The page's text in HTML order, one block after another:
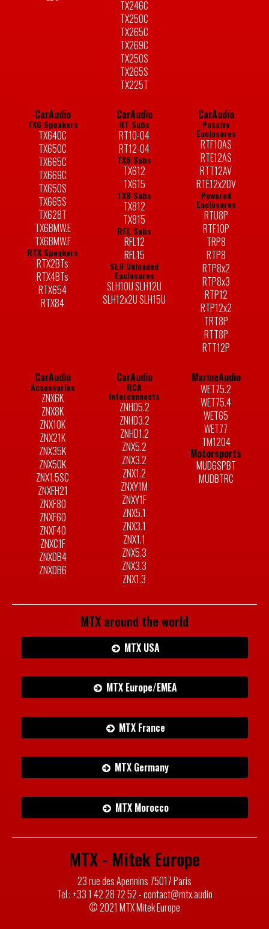
TX246C
TX250C
TX265C
TX269C
TX250S
TX265S
TX225T
CarAudio
TX6 Speakers
TX640C
TX650C
TX665C
TX669C
TX650S
TX665S
TX628T
TX6BMW.E
TX6BMW.F
RTX Speakers
RTX2BTs
RTX4BTs
RTX654
RTX84
CarAudio
RT Subs
RT10-04
RT12-04
TX6 Subs
TX612
TX615
TX8 Subs
TX812
TX815
RFL Subs
RFL12
RFL15
SLH Unloaded
Enclosures
SLH10U SLH12U
SLH12x2U SLH15U
CarAudio
Passive
Enclosures
RTF10AS
RTE12AS
RTT12AV
RTE12x2DV
Powered
Enclosures
RTU8P
RTF10P
TRP8
RTP8
RTP8x2
RTP8x3
RTP12
RTP12x2
TRT8P
RTT8P
RTT12P
CarAudio
Accessories
ZNX6K
ZNX8K
ZNX10K
ZNX21K
ZNX35K
ZNX50K
ZNX1.5SC
ZNXFH21
ZNXF80
ZNXF60
ZNXF40
ZNXC1F
ZNXDB4
ZNXDB6
CarAudio
RCA
Interconnects
ZNHD5.2
ZNHD3.2
ZNHD1.2
ZNX5.2
ZNX3.2
ZNX1.2
ZNXY1M
ZNXY1F
ZNX5.1
ZNX3.1
ZNX1.1
ZNX5.3
ZNX3.3
ZNX1.3
MarineAudio
WET75.2
WET75.4
WET65
WET77
TM1204
Motorsports
MUD6SPBT
MUDBTRC
MTX around the world
MTX USA
MTX Europe/EMEA
MTX France
MTX Germany
MTX Morocco
MTX - Mitek Europe
23 rue des Apennins 75017 Paris
Tel : +33 1 42 28 72 52 - contact@mtx.audio
© 2021 MTX Mitek Europe